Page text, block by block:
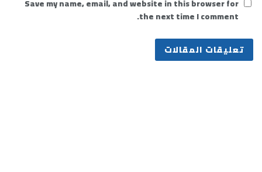
Save my name, email, and website in this browser for
the next time I comment.